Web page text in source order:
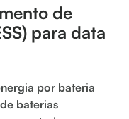
de
para data
por bateria
baterias